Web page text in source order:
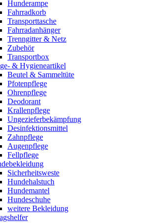
Hunderampe
Fahrradkorb
Transporttasche
Fahrradanhänger
Trenngitter & Netz
Zubehör
Transportbox
& Hygieneartikel
Beutel & Sammeltüte
Pfotenpflege
Ohrenpflege
Deodorant
Krallenpflege
Ungezieferbekämpfung
Desinfektionsmittel
Zahnpflege
Augenpflege
Fellpflege
Sicherheitsweste
Hundehalstuch
Hundemantel
Hundeschuhe
weitere Bekleidung